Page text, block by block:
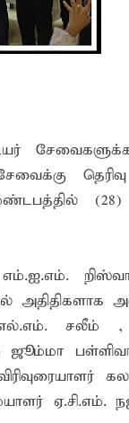
மாணவர்களின்
(28)
அதிதிகளாக
சலீம் ,
ஜூம்மா
ஏ.சி.எம்.